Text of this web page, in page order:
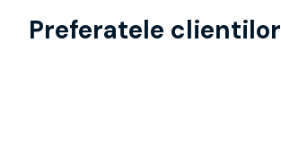
Preferatele clientilor